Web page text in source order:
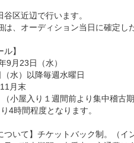
谷区近辺で行います。
、オーディション当日に確定し
】
月23日（水）
水）以降毎週水曜日
月末
小屋入り１週間前より集中稽古期
4時間程度となります。
ついて】チケットバック制。（イ